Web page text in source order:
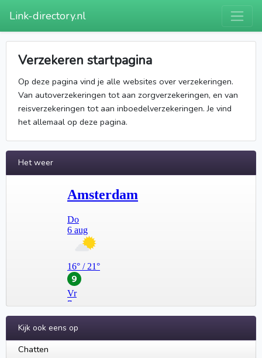
Link-directory.nl
Verzekeren startpagina
Op deze pagina vind je alle websites over verzekeringen.
Van autoverzekeringen tot aan zorgverzekeringen, en van
reisverzekeringen tot aan inboedelverzekeringen. Je vind
het allemaal op deze pagina.
Het weer
Kijk ook eens op
Chatten